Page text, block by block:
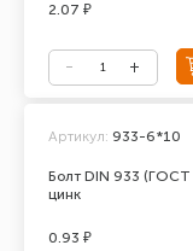
2.07 ₽
Болт DIN 933
цинк
Артикул: 933-6*10
0.93 ₽